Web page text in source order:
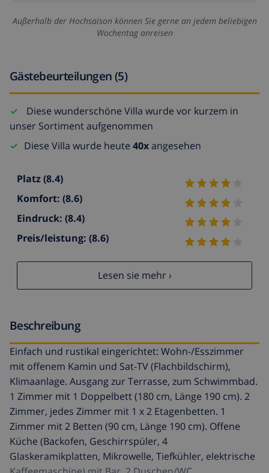
Außerhalb der Hochsaison können Sie gerne an jedem beliebigen
Wochentag anreisen
Gästebeurteilungen (5)
Diese wunderschöne Villa wurde vor kurzem in
unser Sortiment aufgenommen
Diese Villa wurde heute 40xangesehen
Platz(8.4)
Komfort: (8.6)
Eindruck: (8.4)
Preis/leistung: (8.6)
Lesen sie mehr ›
Beschreibung
Einfach und rustikal eingerichtet: Wohn-/Esszimmer
mit offenem Kamin und Sat-TV (Flachbildschirm),
Klimaanlage. Ausgang zur Terrasse, zum Schwimmbad.
1 Zimmer mit 1 Doppelbett (180 cm, Länge 190 cm). 2
Zimmer, jedes Zimmer mit 1 x 2 Etagenbetten. 1
Zimmer mit 2 Betten (90 cm, Länge 190 cm). Offene
Küche (Backofen, Geschirrspüler, 4
Glaskeramikplatten, Mikrowelle, Tiefkühler, elektrische